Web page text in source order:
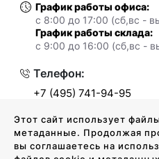
График работы офиса:
с 8:00 до 17:00 (сб,вс -
График работы склада:
с 9:00 до 16:00 (сб,вс -
Телефон:
+7 (495) 741-94-95
Этот сайт использует
метаданные. Продолжая
вы соглашаетесь на